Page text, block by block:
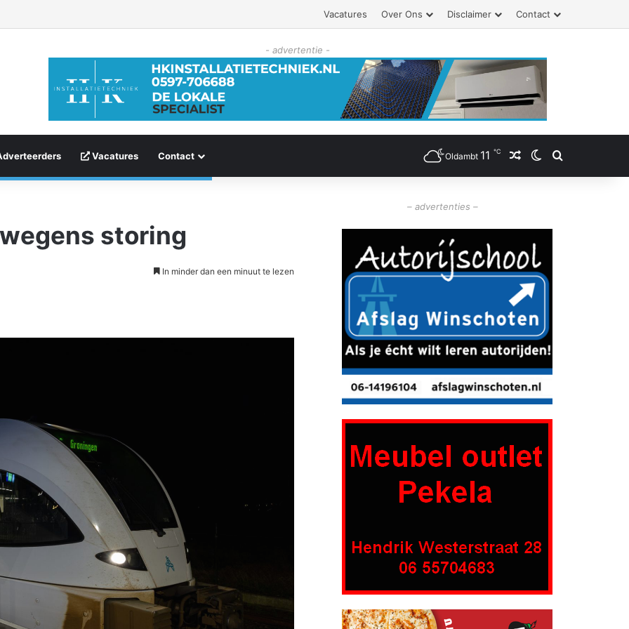
Vacatures Over Ons Disclaimer Contact
- advertentie -
Vacatures Contact Oldambt 11 ℃ Willekeurig artikel
Switch skin
storing
In minder dan een minuut te lezen
– advertenties –